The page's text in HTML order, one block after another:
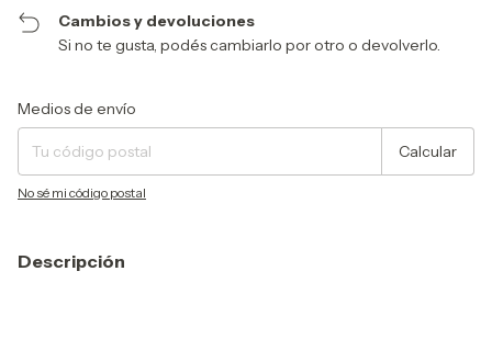
Cambios y devoluciones
Si no te gusta, podés cambiarlo por otro o devolverlo.
Entregas para el CP:
Medios de envío
Calcular
No sé mi código postal
Descripción